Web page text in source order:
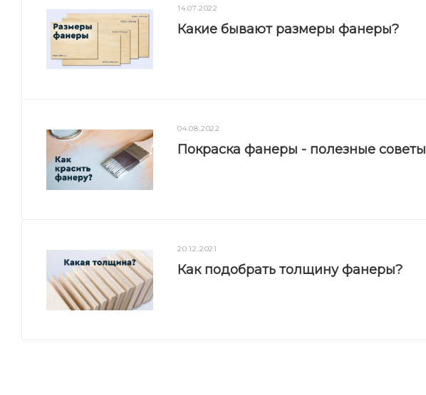
14.07.2022
Какие бывают размеры фанеры?
04.08.2022
Покраска фанеры - полезные советы
20.12.2021
Как подобрать толщину фанеры?